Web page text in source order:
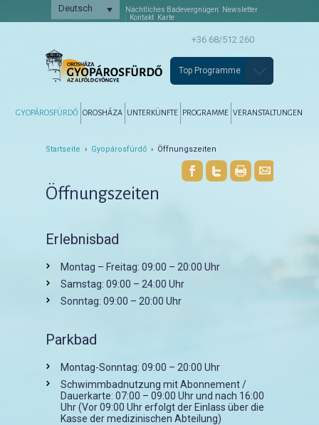
Deutsch Nächtliches Badevergnügen
Newsletter
Kontakt
Karte
+36 68/512 260
Top Programme
Tovább az elsődleges tartalomra
Tovább a másodlagos tartalomra
GYOPÁROSFÜRDŐ OROSHÁZA UNTERKÜNFTE PROGRAMME VERANSTALTUNGEN
Startseite › Gyopárosfürdő › Öffnungszeiten
Öffnungszeiten
Erlebnisbad
Montag – Freitag: 09:00 – 20:00 Uhr
Samstag: 09:00 – 24:00 Uhr
Sonntag: 09:00 – 20:00 Uhr
Parkbad
Montag-Sonntag: 09:00 – 20:00 Uhr
Schwimmbadnutzung mit Abonnement /
Dauerkarte: 07:00 – 09:00 Uhr und nach 16:00
Uhr (Vor 09:00 Uhr erfolgt der Einlass über die
Kasse der medizinischen Abteilung)